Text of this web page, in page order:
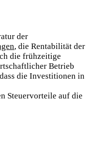
der
, die Rentabilität der
die frühzeitige
Betrieb
die Investitionen in